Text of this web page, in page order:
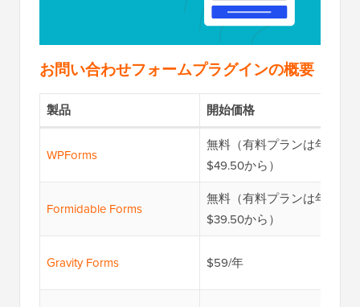
お問い合わせフォームプラグインの概要
製品 開始価格
WPForms
無料（有料プランは年額
$49.50から）
Formidable Forms
無料（有料プランは年額
$39.50から）
Gravity Forms $59/年